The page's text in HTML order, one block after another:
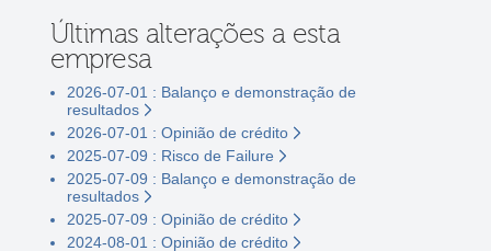
Últimas alterações a esta
empresa
2026-07-01 : Balanço e demonstração de
resultados
2026-07-01 : Opinião de crédito
2025-07-09 : Risco de Failure
2025-07-09 : Balanço e demonstração de
resultados
2025-07-09 : Opinião de crédito
2024-08-01 : Opinião de crédito